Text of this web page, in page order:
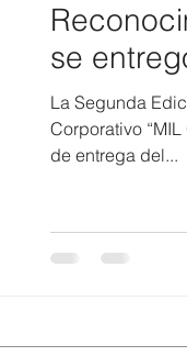
se
La Segunda
Corporativo
de entrega del...